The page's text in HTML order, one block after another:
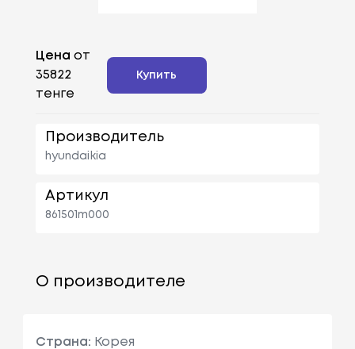
Цена от
35822
тенге
Купить
Производитель
hyundaikia
Артикул
861501m000
О производителе
Страна: Корея